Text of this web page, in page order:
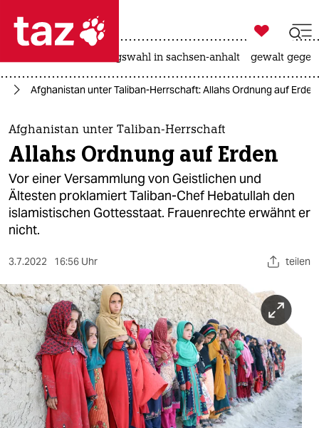
 taz zahl ich
taz zahl ich
themen
politik
öko
gesellschaft
kultur
sport
berlin
nord
wahrheit
verlag

taz zahl ich
landtagswahl in sachsen-anhalt gewalt
Afghanistan unter Taliban-Herrschaft: Allahs Ordnung auf Erden
Afghanistan unter Taliban-Herrschaft
Allahs Ordnung auf Erden
Vor einer Versammlung von Geistlichen und
Ältesten proklamiert Taliban-Chef Hebatullah den
islamistischen Gottesstaat. Frauenrechte erwähnt er
nicht.
3.7.2022 16:56 Uhr teilen